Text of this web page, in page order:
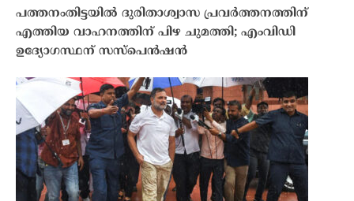
പത്തനംതിട്ടയിൽ ദുരിതാശ്വാസ പ്രവർത്തനത്തിന്
എത്തിയ വാഹനത്തിന് പിഴ ചുമത്തി; എംവിഡി
ഉദ്യോഗസ്ഥന് സസ്പെൻഷൻ